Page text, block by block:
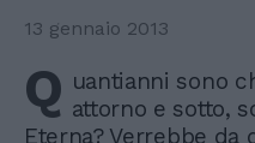
13 gennaio 2013
Q uantianni sono
attorno e sotto,
Eterna? Verrebbe da